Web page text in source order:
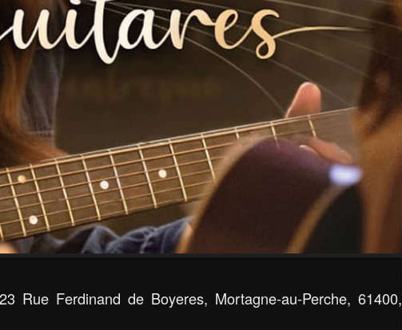
Rue Ferdinand de Boyeres, Mortagne-au-Perche, 61400,